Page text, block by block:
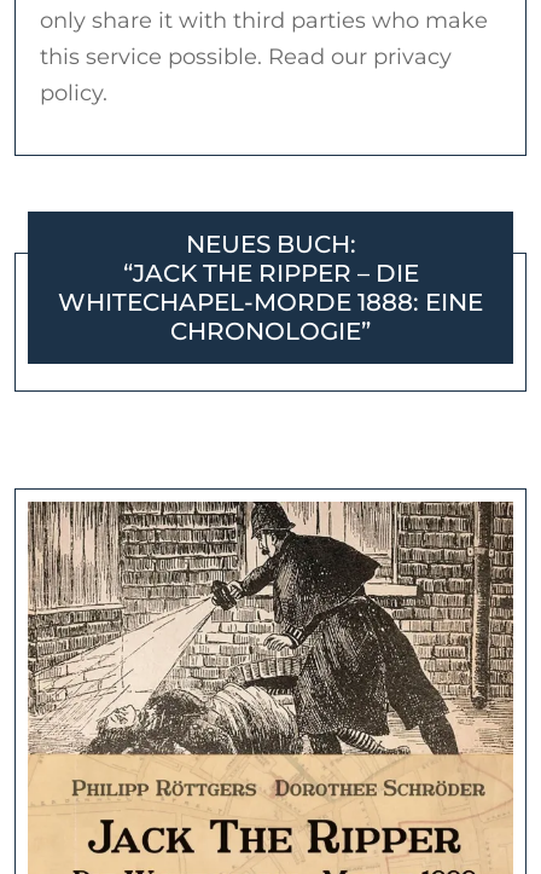
only share it with third parties who make
this service possible. Read our privacy
policy.
NEUES BUCH:
“JACK THE RIPPER – DIE
WHITECHAPEL-MORDE 1888: EINE
CHRONOLOGIE”